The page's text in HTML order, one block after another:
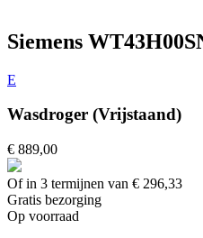
Siemens
E
Wasdroger (Vrijstaand)
€ 889,00
Of in 3 termijnen van € 296,33
Gratis bezorging
Op voorraad